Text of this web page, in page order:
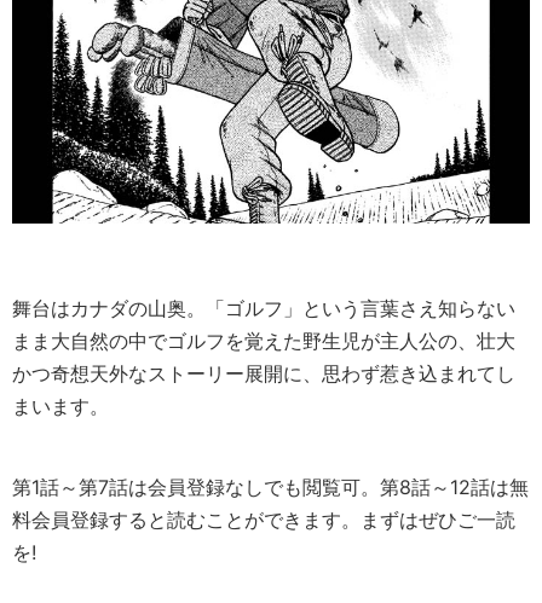
舞台はカナダの山奥。「ゴルフ」という言葉さえ知らない
まま大自然の中でゴルフを覚えた野生児が主人公の、壮大
かつ奇想天外なストーリー展開に、思わず惹き込まれてし
まいます。
第1話～第7話は会員登録なしでも閲覧可。第8話～12話は無
料会員登録すると読むことができます。まずはぜひご一読
を!